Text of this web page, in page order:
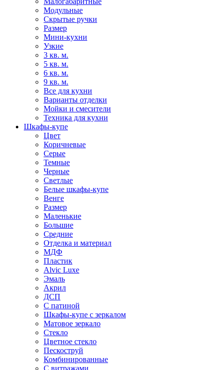
Модульные
Скрытые ручки
Размер
Мини-кухни
Узкие
3 кв. м.
5 кв. м.
6 кв. м.
9 кв. м.
Все для кухни
Варианты отделки
Мойки и смесители
Техника для кухни
Шкафы-купе
Цвет
Коричневые
Серые
Темные
Черные
Светлые
Белые шкафы-купе
Венге
Размер
Маленькие
Большие
Средние
Отделка и материал
МДФ
Пластик
Alvic Luxe
Эмаль
Акрил
ДСП
С патиной
Шкафы-купе с зеркалом
Матовое зеркало
Стекло
Цветное стекло
Пескоструй
Комбинированные
С витражами